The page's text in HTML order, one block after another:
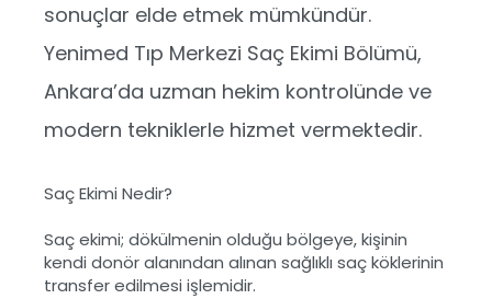
sonuçlar elde etmek mümkündür.
Yenimed Tıp Merkezi Saç Ekimi Bölümü,
Ankara’da uzman hekim kontrolünde ve
modern tekniklerle hizmet vermektedir.
Saç Ekimi Nedir?
Saç ekimi; dökülmenin olduğu bölgeye, kişinin
kendi donör alanından alınan sağlıklı saç köklerinin
transfer edilmesi işlemidir.